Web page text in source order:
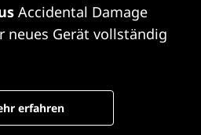
Accidental Damage
Gerät vollständig
erfahren